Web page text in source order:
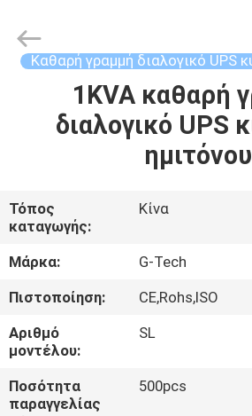
ΣΧΕΤΙΚΆ
ΜΕ
ΕΜΆΣ
ΕΠΙΣΚΕΨΉ
ΕΡΓΟΣΤΑΣΊΟΥ
POWER
GROUP.
Rights Καθαρή γραμμή διαλογικό UPS
1KVA καθαρή
διαλογικό UPS
ημιτόνου
Τόπος
καταγωγής:
Κίνα
Μάρκα:
G-Tech
Πιστοποίηση:
CE,Rohs,ISO
Αριθμό
μοντέλου:
SL
Ποσότητα
παραγγελίας
500pcs